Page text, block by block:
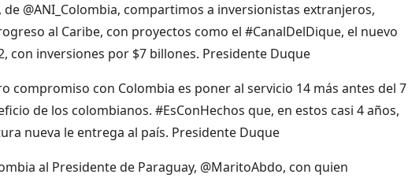
de @ANI_Colombia, compartimos a inversionistas extranjeros,
al Caribe, con proyectos como el #CanalDelDique, el nuevo
con inversiones por $7 billones. Presidente Duque
compromiso con Colombia es poner al servicio 14 más antes del
de los colombianos. #EsConHechos que, en estos casi 4 años,
nueva le entrega al país. Presidente Duque
al Presidente de Paraguay, @MaritoAbdo, con quien